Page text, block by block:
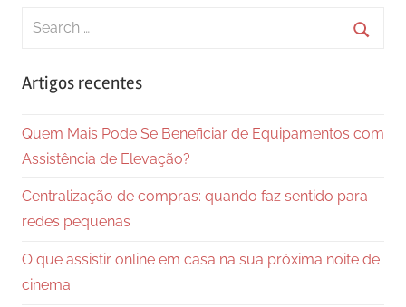
Search
Artigos recentes
Quem Mais Pode Se Beneficiar de Equipamentos com
Assistência de Elevação?
Centralização de compras: quando faz sentido para
redes pequenas
O que assistir online em casa na sua próxima noite de
cinema